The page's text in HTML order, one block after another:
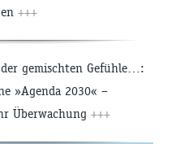
+++
der gemischten Gefühle…:
»Agenda 2030« –
Überwachung +++